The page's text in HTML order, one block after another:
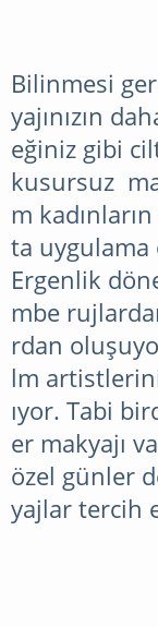
Bilinmesi
yajınızın
eğiniz gibi
kusursuz
m
ta
Ergenlik
mbe
rdan
lm
ıyor. Tabi
er makyajı
özel günler
yajlar tercih